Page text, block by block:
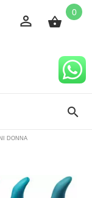
0
DONNA